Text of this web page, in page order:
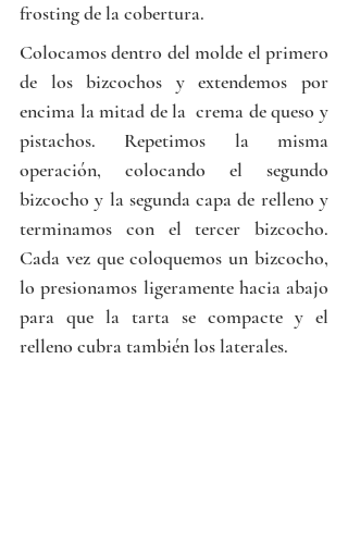
frosting de la cobertura.
Colocamos dentro del molde el primero
de los bizcochos y extendemos por
encima la mitad de la  crema de queso y
pistachos. Repetimos la misma
operación, colocando el segundo
bizcocho y la segunda capa de relleno y
terminamos con el tercer bizcocho.
Cada vez que coloquemos un bizcocho,
lo presionamos ligeramente hacia abajo
para que la tarta se compacte y el
relleno cubra también los laterales.